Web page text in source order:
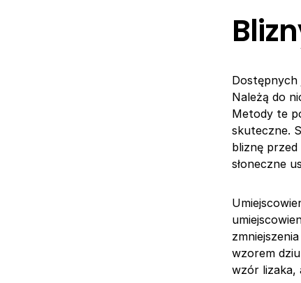
Dostępnych
Należą do
Metody te
skuteczne.
bliznę przed
słoneczne
wzorem
wzór lizaka,